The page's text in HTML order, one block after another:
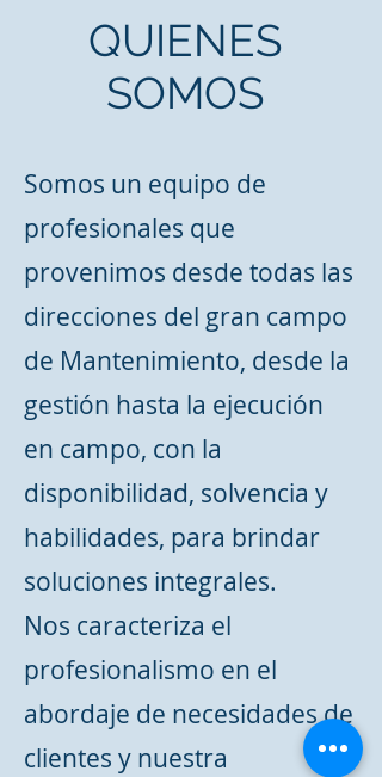
QUIENES
SOMOS
Somos un equipo de
profesionales que
provenimos desde todas las
direcciones del gran campo
de Mantenimiento, desde la
gestión hasta la ejecución
en campo, con la
disponibilidad, solvencia y
habilidades, para brindar
soluciones integrales.
Nos caracteriza el
profesionalismo en el
abordaje de necesidades de
clientes y nuestra